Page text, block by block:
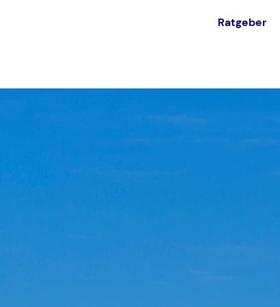
Ratgeber
Private Universität